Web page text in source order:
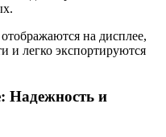
на дисплее,
и легко экспортируются
Надежность и